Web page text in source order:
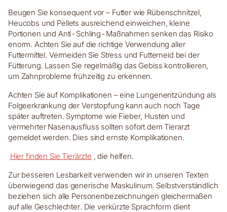
Beugen Sie konsequent vor – Futter wie Rübenschnitzel,
Heucobs und Pellets ausreichend einweichen, kleine
Portionen und Anti-Schling-Maßnahmen senken das Risiko
enorm. Achten Sie auf die richtige Verwendung aller
Futtermittel. Vermeiden Sie Stress und Futterneid bei der
Fütterung. Lassen Sie regelmäßig das Gebiss kontrollieren,
um Zahnprobleme frühzeitig zu erkennen.
Achten Sie auf Komplikationen – eine Lungenentzündung als
Folgeerkrankung der Verstopfung kann auch noch Tage
später auftreten. Symptome wie Fieber, Husten und
vermehrter Nasenausfluss sollten sofort dem Tierarzt
gemeldet werden. Dies sind ernste Komplikationen.
Hier finden Sie Tierärzte , die helfen.
Zur besseren Lesbarkeit verwenden wir in unseren Texten
überwiegend das generische Maskulinum. Selbstverständlich
beziehen sich alle Personenbezeichnungen gleichermaßen
auf alle Geschlechter. Die verkürzte Sprachform dient